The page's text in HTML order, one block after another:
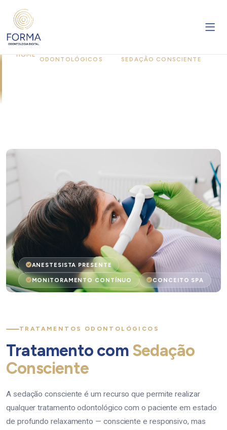
HOME
ODONTOLÓGICOS
SEDAÇÃO CONSCIENTE
ANESTESISTA PRESENTE
MONITORAMENTO CONTÍNUO CONCEITO SPA
TRATAMENTOS ODONTOLÓGICOS
Tratamento com Sedação
Consciente
A sedação consciente é um recurso que permite realizar
qualquer tratamento odontológico com o paciente em estado
de profundo relaxamento — consciente e responsivo, mas